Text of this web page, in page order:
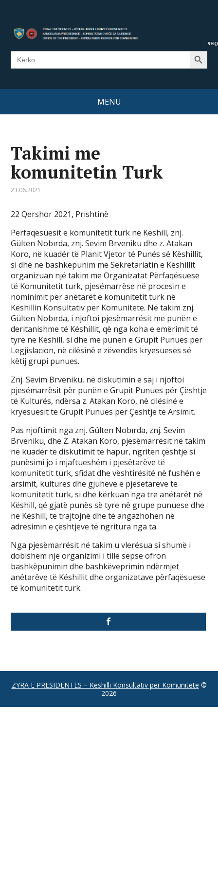
Search
for:
Search Button
MENU
Takimi me
komunitetin Turk
23.06.2021
22 Qershor 2021, Prishtinë
Përfaqësuesit e komunitetit turk në Këshill, znj.
Gülten Nobırda, znj. Sevim Brveniku dhe z. Atakan
Koro, në kuadër të Planit Vjetor të Punës së Këshillit,
si dhe në bashkëpunim me Sekretariatin e Këshillit
organizuan një takim me Organizatat Përfaqësuese
të Komunitetit turk, pjesëmarrëse në procesin e
nominimit për anëtarët e komunitetit turk në
Këshillin Konsultativ për Komunitete. Në takim znj.
Gülten Nobırda, i njoftoi pjesëmarrësit me punën e
deritanishme të Këshillit, që nga koha e emërimit të
tyre në Këshill, si dhe me punën e Grupit Punues për
Legjislacion, në cilësinë e zëvendës kryesueses së
këtij grupi punues.
Znj. Sevim Brveniku, në diskutimin e saj i njoftoi
pjesëmarrësit për punën e Grupit Punues për Çështje
të Kulturës, ndërsa z. Atakan Koro, në cilësinë e
kryesuesit të Grupit Punues për Çështje të Arsimit.
Pas njoftimit nga znj. Gülten Nobırda, znj. Sevim
Brveniku, dhe Z. Atakan Koro, pjesëmarrësit në takim
në kuadër të diskutimit të hapur, ngritën çështje si
punësimi jo i mjaftueshëm i pjesëtarëve të
komunitetit turk, sfidat dhe vështirësitë në fushën e
arsimit, kulturës dhe gjuhëve e pjesëtarëve të
komunitetit turk, si dhe kërkuan nga tre anëtarët në
Këshill, që gjatë punës së tyre në grupe punuese dhe
në Këshill, të trajtojnë dhe të angazhohen në
adresimin e çështjeve të ngritura nga ta.
Nga pjesëmarrësit në takim u vlerësua si shumë i
dobishëm një organizimi i tillë sepse ofron
bashkëpunimin dhe bashkëveprimin ndërmjet
anëtarëve të Këshillit dhe organizatave përfaqësuese
të komunitetit turk.
ZYRA E PRESIDENTES – Këshilli Konsultativ për Komunitete ©
2026